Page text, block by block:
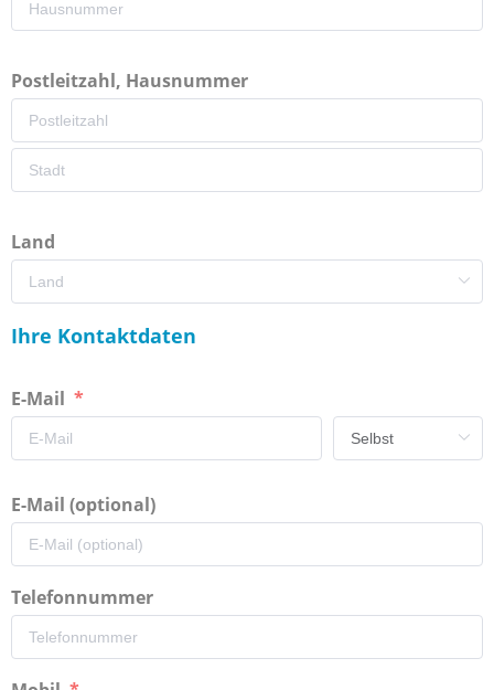
Postleitzahl, Hausnummer
Land
Ihre Kontaktdaten
E-Mail
E-Mail (optional)
Telefonnummer